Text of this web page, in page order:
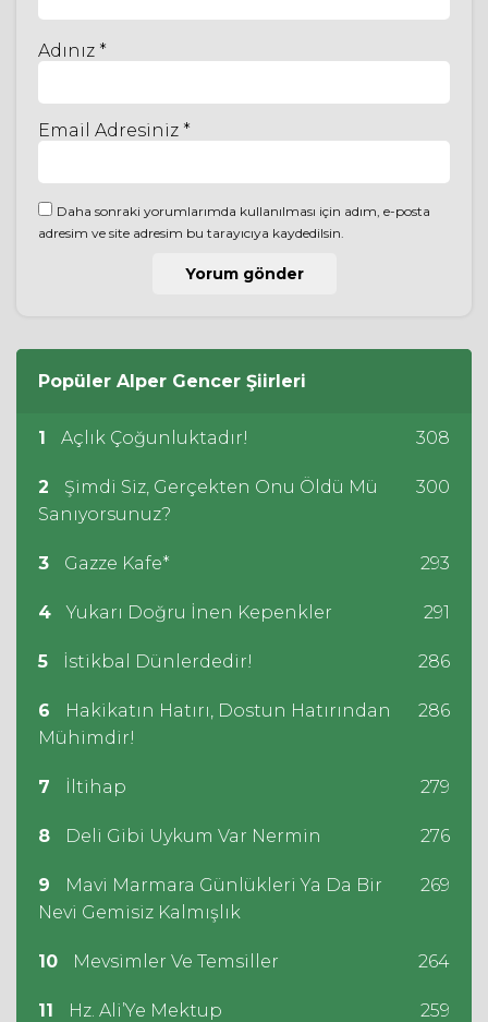
Adınız *
Email Adresiniz *
Daha sonraki yorumlarımda kullanılması için adım, e-posta
adresim ve site adresim bu tarayıcıya kaydedilsin.
Popüler Alper Gencer Şiirleri
1 Açlık Çoğunluktadır! 308
2
Şimdi Siz, Gerçekten Onu Öldü Mü
Sanıyorsunuz?
300
3 Gazze Kafe* 293
4 Yukarı Doğru İnen Kepenkler 291
5 İstikbal Dünlerdedir! 286
6
Hakikatın Hatırı, Dostun Hatırından
Mühimdir!
286
7 İltihap 279
8 Deli Gibi Uykum Var Nermin 276
9
Mavi Marmara Günlükleri Ya Da Bir
Nevi Gemisiz Kalmışlık
269
10 Mevsimler Ve Temsiller 264
11 Hz. Ali’Ye Mektup 259